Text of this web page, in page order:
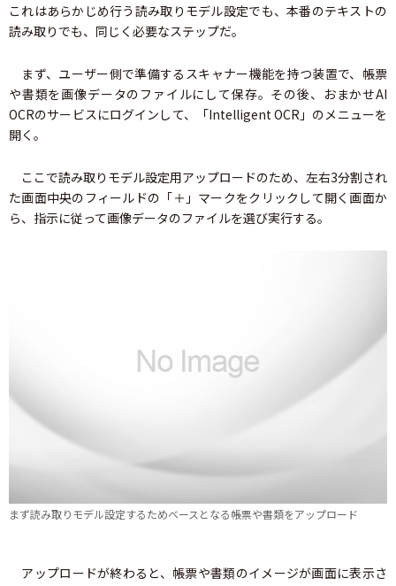
これはあらかじめ行う読み取りモデル設定でも、本番のテキストの
読み取りでも、同じく必要なステップだ。
まず、ユーザー側で準備するスキャナー機能を持つ装置で、帳票
や書類を画像データのファイルにして保存。その後、おまかせAI
OCRのサービスにログインして、「Intelligent OCR」のメニューを
開く。
ここで読み取りモデル設定用アップロードのため、左右3分割され
た画面中央のフィールドの「＋」マークをクリックして開く画面か
ら、指示に従って画像データのファイルを選び実行する。
まず読み取りモデル設定するためベースとなる帳票や書類をアップロード
アップロードが終わると、帳票や書類のイメージが画面に表示さ